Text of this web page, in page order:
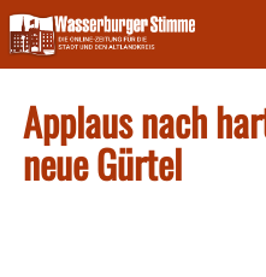
Skip
to
content
Applaus nach
neue Gürtel